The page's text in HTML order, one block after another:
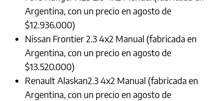
Argentina, con un precio en agosto de
$12.936.000)
Nissan Frontier 2.3 4x2 Manual (fabricada en
Argentina, con un precio en agosto de
$13.520.000)
Renault Alaskan2.3 4x2 Manual (fabricada en
Argentina, con un precio en agosto de